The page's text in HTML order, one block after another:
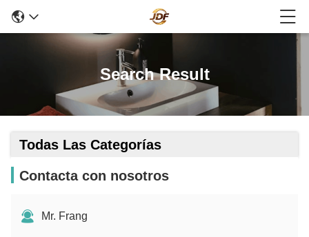
Search Result
Todas Las Categorías
Contacta con nosotros
Mr. Frang